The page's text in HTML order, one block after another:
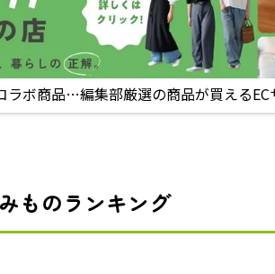
ラボ商品…編集部厳選の商品が買えるEC
ものランキング